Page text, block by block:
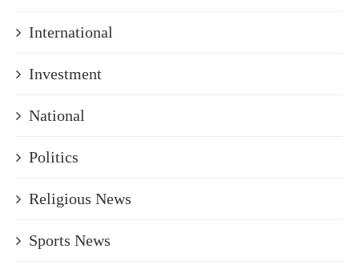
International
Investment
National
Politics
Religious News
Sports News